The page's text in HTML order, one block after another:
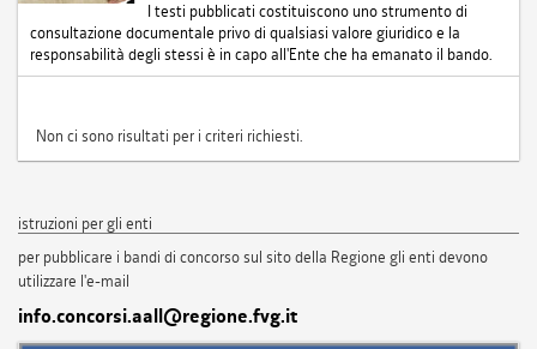
I testi pubblicati costituiscono uno strumento di
consultazione documentale privo di qualsiasi valore giuridico e la
responsabilità degli stessi è in capo all'Ente che ha emanato il bando.
Non ci sono risultati per i criteri richiesti.
istruzioni per gli enti
per pubblicare i bandi di concorso sul sito della Regione gli enti devono
utilizzare l'e-mail
info.concorsi.aall@regione.fvg.it